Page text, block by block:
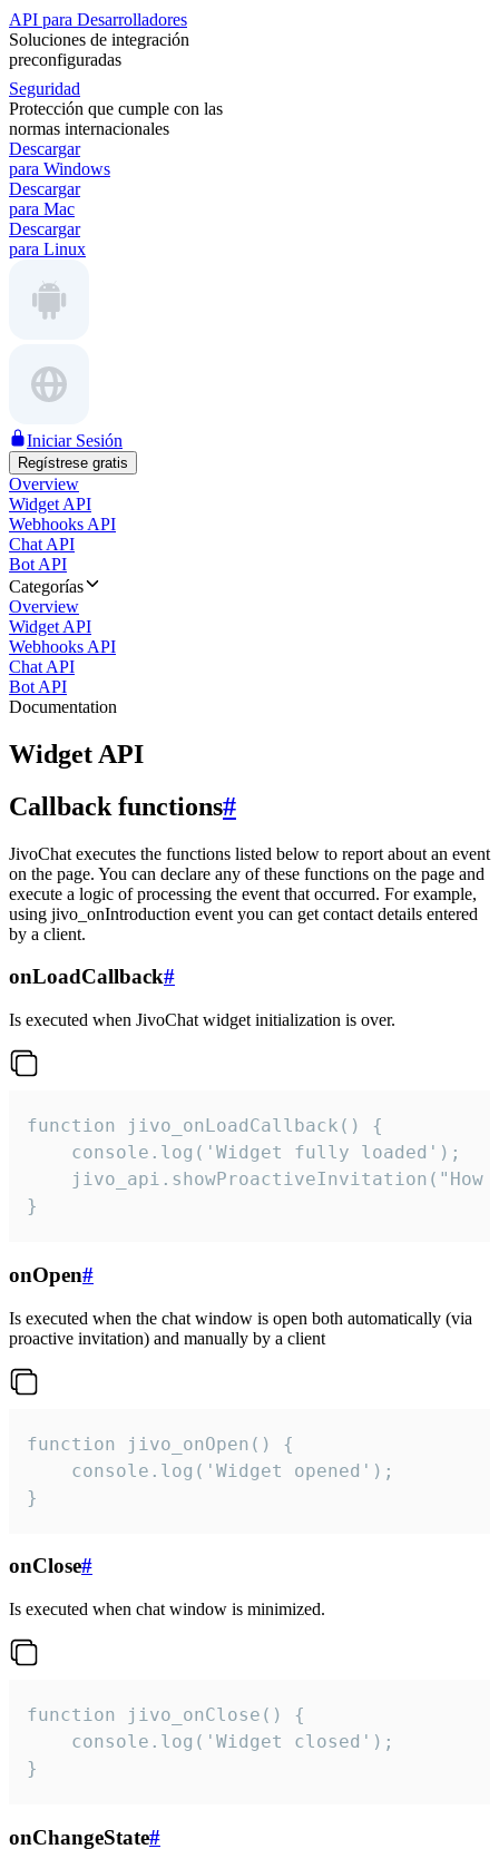
API para Desarrolladores
Soluciones de integración
preconfiguradas
Seguridad
Protección que cumple con las
normas internacionales
Descargar
para Windows
Descargar
para Mac
Descargar
para Linux
Iniciar Sesión
Regístrese gratis
Overview
Widget API
Webhooks API
Chat API
Bot API
Categorías
Overview
Widget API
Webhooks API
Chat API
Bot API
Documentation
Widget API
Callback functions#
JivoChat executes the functions listed below to report about an event
on the page. You can declare any of these functions on the page and
execute a logic of processing the event that occurred. For example,
using jivo_onIntroduction event you can get contact details entered
by a client.
onLoadCallback#
Is executed when JivoChat widget initialization is over.
function jivo_onLoadCallback() {
    console.log('Widget fully loaded');
jivo_api.showProactiveInvitation("How
}
onOpen#
Is executed when the chat window is open both automatically (via
proactive invitation) and manually by a client
function jivo_onOpen() {
    console.log('Widget opened');
}
onClose#
Is executed when chat window is minimized.
function jivo_onClose() {
    console.log('Widget closed');
}
onChangeState#